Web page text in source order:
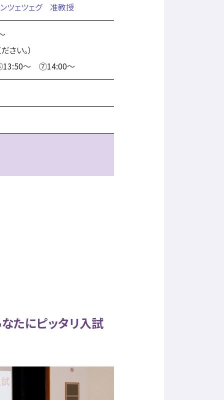
ツェツェグ 准教授
い。）
～ ⑦14:00～
なたにピッタリ入試